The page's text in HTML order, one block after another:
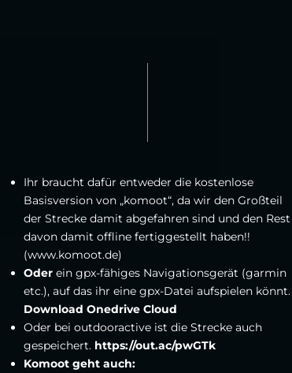
Ihr braucht dafür entweder die kostenlose
Basisversion von „komoot“, da wir den Großteil
der Strecke damit abgefahren sind und den Rest
davon damit offline fertiggestellt haben!!
(www.komoot.de)
Oder ein gpx-fähiges Navigationsgerät (garmin
etc.), auf das ihr eine gpx-Datei aufspielen könnt.
Download Onedrive Cloud
Oder bei outdooractive ist die Strecke auch
gespeichert. https://out.ac/pwGTk
Komoot geht auch: